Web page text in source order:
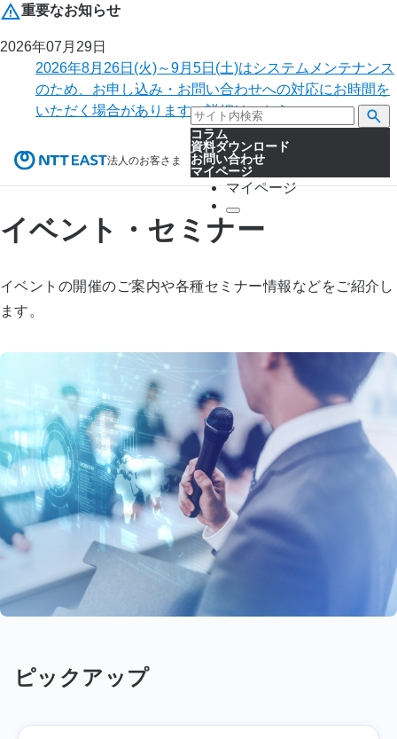
重要なお知らせ
2026年07月29日
2026年8月26日(火)～9月5日(土)はシステムメンテナンス
のため、お申し込み・お問い合わせへの対応にお時間を
いただく場合があります。詳細はこちら。
法人のお客さま
コラム
資料ダウンロード
お問い合わせ
マイページ
マイページ
イベント・セミナー
イベントの開催のご案内や各種セミナー情報などをご紹介し
ます。
ピックアップ